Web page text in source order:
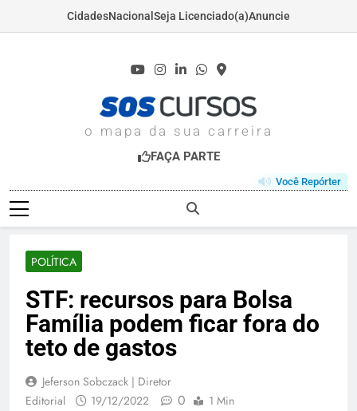
CidadesNacional Seja Licenciado(a)Anuncie
o mapa da sua carreira
FAÇA PARTE
Você Repórter
POLÍTICA
STF: recursos para Bolsa
Família podem ficar fora do
teto de gastos
Jeferson Sobczack | Diretor
Editorial
19/12/2022 0 1 Min